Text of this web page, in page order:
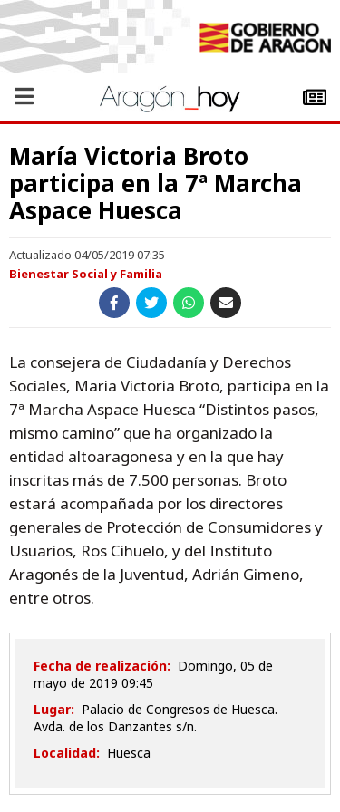
María Victoria Broto
participa en la 7ª Marcha
Aspace Huesca
Actualizado 04/05/2019 07:35
Bienestar Social y Familia
La consejera de Ciudadanía y Derechos
Sociales, Maria Victoria Broto, participa en la
7ª Marcha Aspace Huesca “Distintos pasos,
mismo camino” que ha organizado la
entidad altoaragonesa y en la que hay
inscritas más de 7.500 personas. Broto
estará acompañada por los directores
generales de Protección de Consumidores y
Usuarios, Ros Cihuelo, y del Instituto
Aragonés de la Juventud, Adrián Gimeno,
entre otros.
Fecha de realización: domingo, 05 de
mayo de 2019 09:45
Lugar: Palacio de Congresos de Huesca.
Avda. de los Danzantes s/n.
Localidad: Huesca